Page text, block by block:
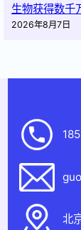
生物获得数千
2026年8月7日
北